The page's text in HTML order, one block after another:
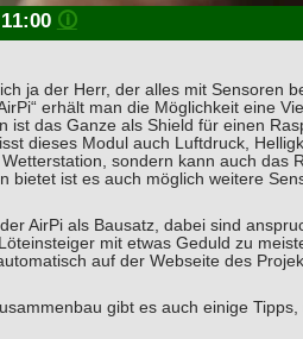
🛈
ja der Herr, der alles mit Sensoren
erhält man die Möglichkeit eine
ist das Ganze als Shield für einen
dieses Modul auch Luftdruck,
sondern kann auch das
bietet ist es auch möglich weitere
AirPi als Bausatz, dabei sind
mit etwas Geduld zu
auf der Webseite des
gibt es auch einige